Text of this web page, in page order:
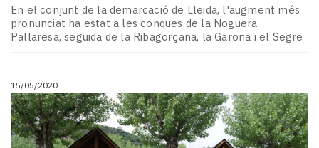
En el conjunt de la demarcació de Lleida, l'augment més
pronunciat ha estat a les conques de la Noguera
Pallaresa, seguida de la Ribagorçana, la Garona i el Segre
15/05/2020